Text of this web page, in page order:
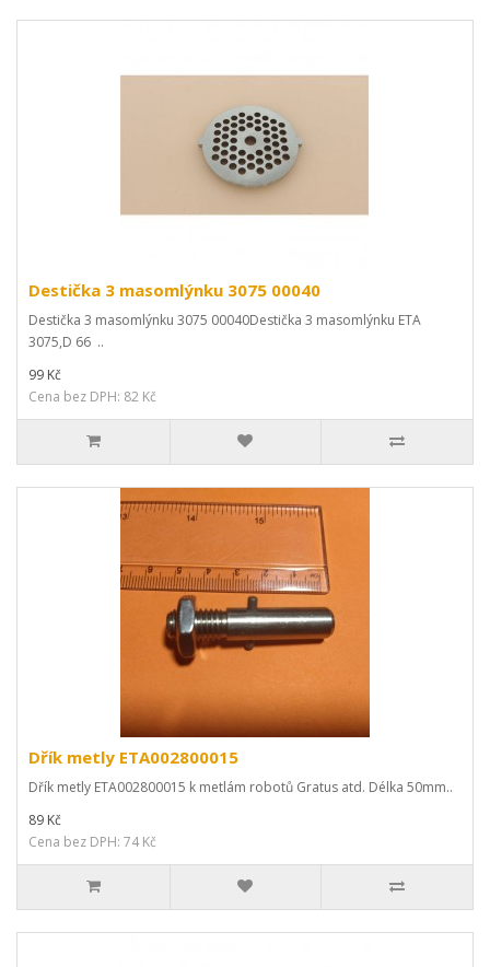
Destička 3 masomlýnku 3075 00040
Destička 3 masomlýnku 3075 00040Destička 3 masomlýnku ETA
3075,D 66 ..
99 Kč
Cena bez DPH: 82 Kč
Dřík metly ETA002800015
Dřík metly ETA002800015 k metlám robotů Gratus atd. Délka 50mm..
89 Kč
Cena bez DPH: 74 Kč